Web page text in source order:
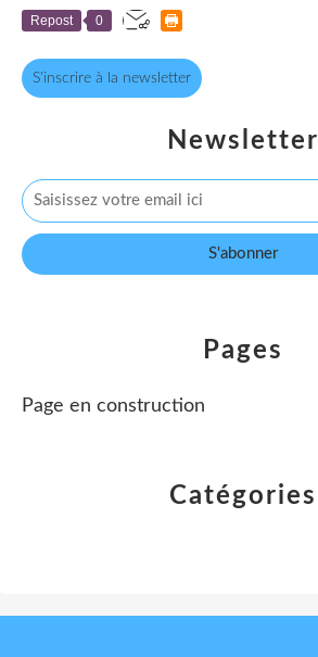
Repost 0
S'inscrire à la newsletter
Newsletter
Catégories
Pages
Page en construction